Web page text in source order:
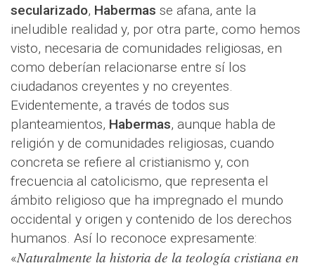
secularizado, Habermas se afana, ante la
ineludible realidad y, por otra parte, como hemos
visto, necesaria de comunidades religiosas, en
como deberían relacionarse entre sí los
ciudadanos creyentes y no creyentes.
Evidentemente, a través de todos sus
planteamientos, Habermas, aunque habla de
religión y de comunidades religiosas, cuando
concreta se refiere al cristianismo y, con
frecuencia al catolicismo, que representa el
ámbito religioso que ha impregnado el mundo
occidental y origen y contenido de los derechos
humanos. Así lo reconoce expresamente:
«Naturalmente la historia de la teología cristiana en